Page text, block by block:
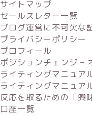
サイトマップ
セールスレター一覧
ブログ運営に不可欠な
プライバシーポリシー
プロフィール
ポジションチェンジ –
ライティングマニュア
ライティングマニュア
反応を取るための「興
口座一覧